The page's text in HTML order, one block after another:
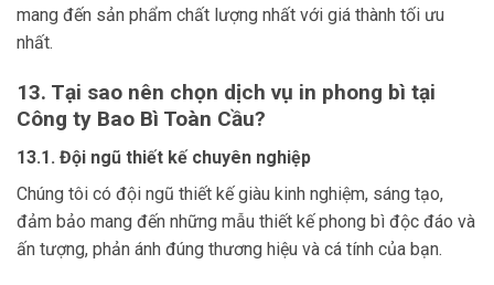
mang đến sản phẩm chất lượng nhất với giá thành tối ưu
nhất.
13. Tại sao nên chọn dịch vụ in phong bì tại
Công ty Bao Bì Toàn Cầu?
13.1. Đội ngũ thiết kế chuyên nghiệp
Chúng tôi có đội ngũ thiết kế giàu kinh nghiệm, sáng tạo,
đảm bảo mang đến những mẫu thiết kế phong bì độc đáo và
ấn tượng, phản ánh đúng thương hiệu và cá tính của bạn.